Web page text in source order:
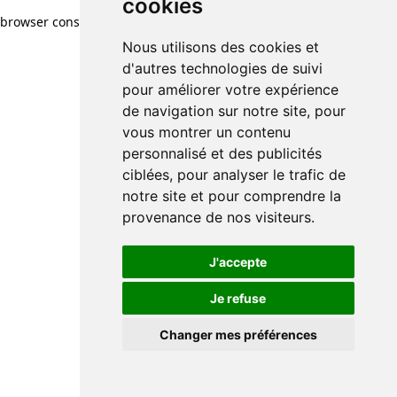
cookies
Nous utilisons des cookies et
d'autres technologies de suivi
pour améliorer votre expérience
de navigation sur notre site, pour
vous montrer un contenu
personnalisé et des publicités
ciblées, pour analyser le trafic de
notre site et pour comprendre la
provenance de nos visiteurs.
J'accepte
Je refuse
Changer mes préférences
browser console for more information)